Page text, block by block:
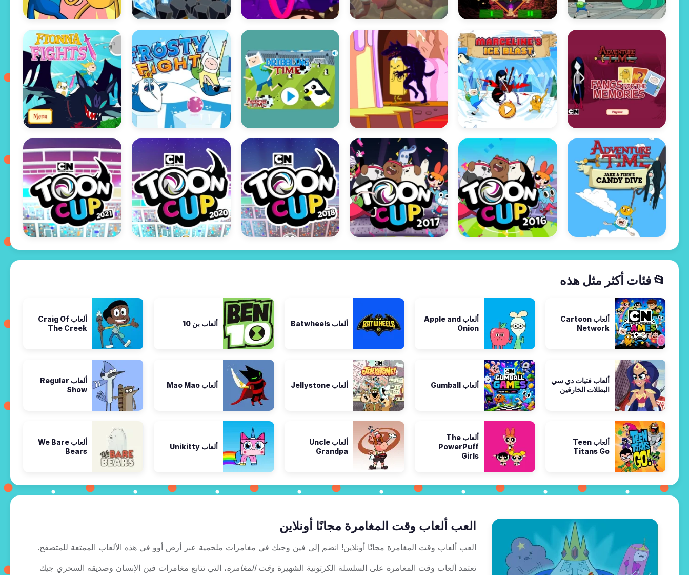
📂 فئات أكثر مثل هذه
ألعاب Cartoon
Network
ألعاب Apple and
Onion
ألعاب Batwheels ألعاب بن 10
ألعاب Craig Of
The Creek
ألعاب فتيات دي سي
البطلات الخارقين
ألعاب Gumball ألعاب Jellystone ألعاب Mao Mao
ألعاب Regular
Show
ألعاب Teen
Titans Go
ألعاب The
PowerPuff
Girls
ألعاب Uncle
Grandpa
ألعاب Unikitty
ألعاب We Bare
Bears
العب ألعاب وقت المغامرة مجانًا أونلاين
العب ألعاب وقت المغامرة مجانًا أونلاين! انضم إلى فين وجيك في مغامرات ملحمية عبر أرض أوو في هذه الألعاب الممتعة للمتصفح.
تعتمد ألعاب وقت المغامرة على السلسلة الكرتونية الشهيرة وقت المغامرة، التي تتابع مغامرات فين الإنسان وصديقه السحري جيك